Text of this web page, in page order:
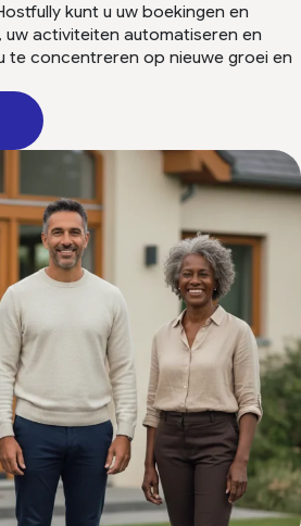
kunt u uw boekingen en
activiteiten automatiseren en
te concentreren op nieuwe groei en